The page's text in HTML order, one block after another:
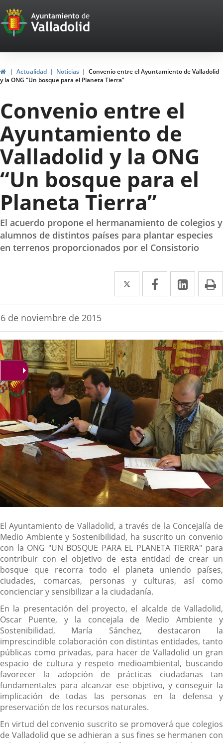
Portal
Web
del
Ayuntamiento
de
Valladolid
HomeActualidad Noticias
Convenio entre el Ayuntamiento de Valladolid
y la ONG “Un bosque para el Planeta Tierra”
Convenio entre el
Ayuntamiento de
Valladolid y la ONG
“Un bosque para el
Planeta Tierra”
El acuerdo propone el hermanamiento de colegios y
alumnos de distintos países para plantar especies
en terrenos proporcionados por el Consistorio
Twitter
Enlace
a
aplicación
externa.
Facebook
Enlace
a
aplicación
externa.
Enlace
a
Fecha
la
noticia
6 de noviembre de 2015
Descripción
El Ayuntamiento de Valladolid, a través de la Concejalía de
Medio Ambiente y Sostenibilidad, ha suscrito un convenio
con la ONG "UN BOSQUE PARA EL PLANETA TIERRA" para
contribuir con el objetivo de esta entidad de crear un
bosque que recorra todo el planeta uniendo países,
ciudades, comarcas, personas y culturas, así como
concienciar y sensibilizar a la ciudadanía.
En la presentación del proyecto, el alcalde de Valladolid,
Oscar Puente, y la concejala de Medio Ambiente y
Sostenibilidad, María Sánchez, destacaron la
imprescindible colaboración con distintas entidades, tanto
públicas como privadas, para hacer de Valladolid un gran
espacio de cultura y respeto medioambiental, buscando
favorecer la adopción de prácticas ciudadanas tan
fundamentales para alcanzar ese objetivo, y conseguir la
implicación de todas las personas en la defensa y
preservación de los recursos naturales.
En virtud del convenio suscrito se promoverá que colegios
de Valladolid que se adhieran a sus fines se hermanen con